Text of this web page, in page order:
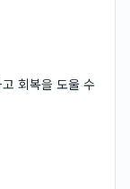
회복을 도울 수